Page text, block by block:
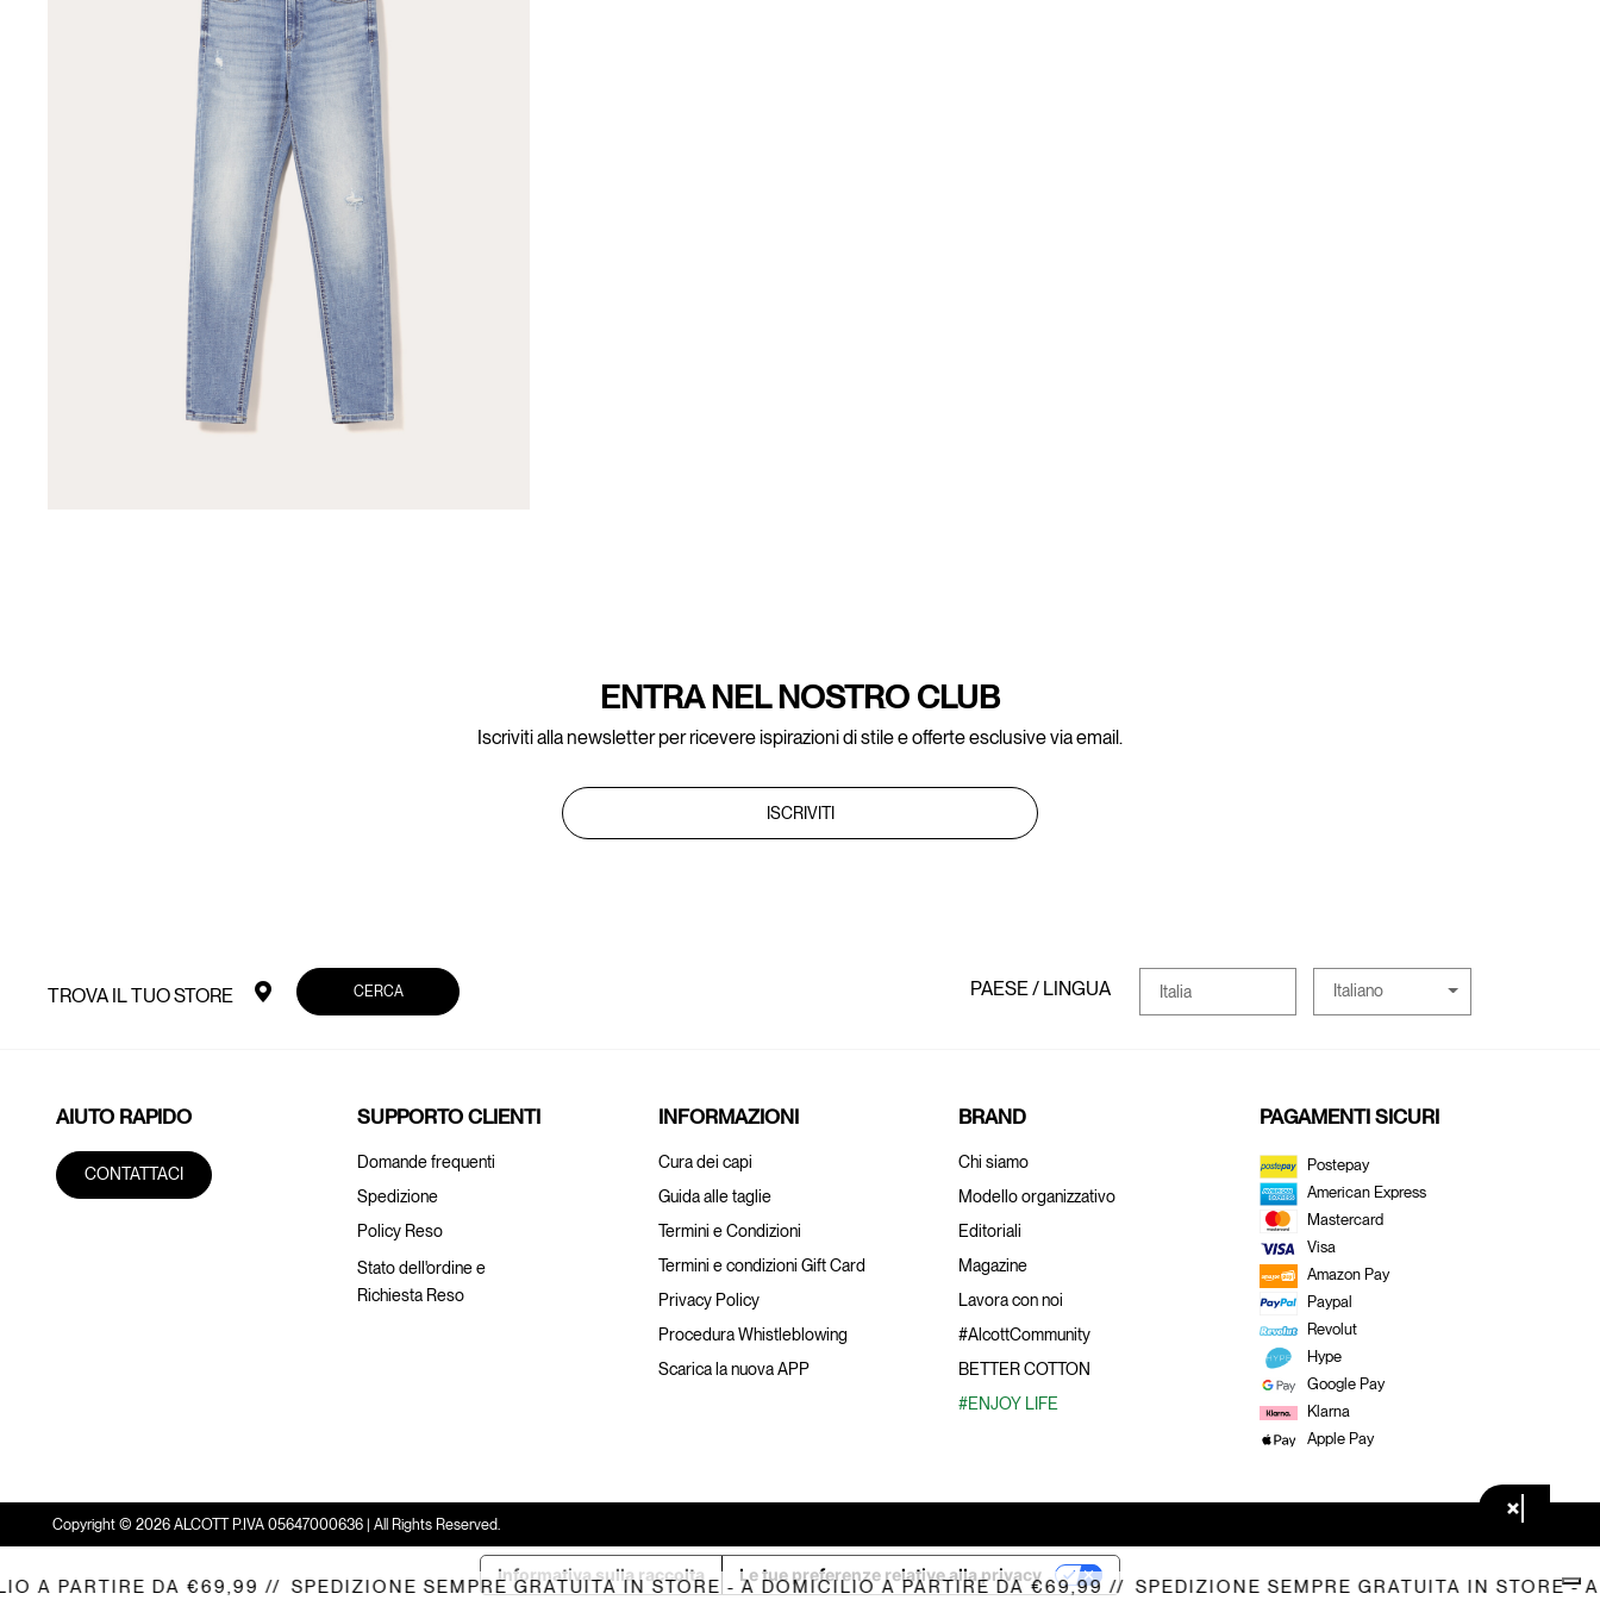
A PARTIRE DA €69,99 // SPEDIZIONE SEMPRE GRATUITA IN STORE - A DOMICILIO A PARTIRE DA €69,99 // SPEDIZIONE SEMPRE GRATUITA IN STORE - A
ENTRA NEL NOSTRO CLUB
Iscriviti alla newsletter per ricevere ispirazioni di stile e offerte esclusive via email.
ISCRIVITI
TROVA IL TUO STORE CERCA PAESE / LINGUA Italia Italiano
AIUTO RAPIDO
CONTATTACI
SUPPORTO CLIENTI
Domande frequenti
Spedizione
Policy Reso
Stato dell'ordine e
Richiesta Reso
INFORMAZIONI
Cura dei capi
Guida alle taglie
Termini e Condizioni
Termini e condizioni Gift Card
Privacy Policy
Procedura Whistleblowing
Scarica la nuova APP
BRAND
Chi siamo
Modello organizzativo
Editoriali
Magazine
Lavora con noi
#AlcottCommunity
BETTER COTTON
#ENJOY LIFE
PAGAMENTI SICURI
Postepay
American Express
Mastercard
Visa
Amazon Pay
Paypal
Revolut
Hype
Google Pay
Klarna
Apple Pay
Copyright © 2026 ALCOTT P.IVA 05647000636 | All Rights Reserved.
×
Informativa sulla raccolta Le tue preferenze relative alla privacy